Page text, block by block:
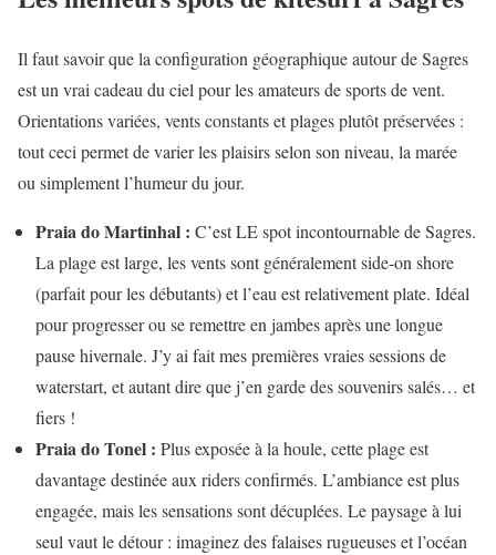
Il faut savoir que la configuration géographique autour de Sagres
est un vrai cadeau du ciel pour les amateurs de sports de vent.
Orientations variées, vents constants et plages plutôt préservées :
tout ceci permet de varier les plaisirs selon son niveau, la marée
ou simplement l’humeur du jour.
Praia do Martinhal : C’est LE spot incontournable de Sagres.
La plage est large, les vents sont généralement side-on shore
(parfait pour les débutants) et l’eau est relativement plate. Idéal
pour progresser ou se remettre en jambes après une longue
pause hivernale. J’y ai fait mes premières vraies sessions de
waterstart, et autant dire que j’en garde des souvenirs salés… et
fiers !
Praia do Tonel : Plus exposée à la houle, cette plage est
davantage destinée aux riders confirmés. L’ambiance est plus
engagée, mais les sensations sont décuplées. Le paysage à lui
seul vaut le détour : imaginez des falaises rugueuses et l’océan